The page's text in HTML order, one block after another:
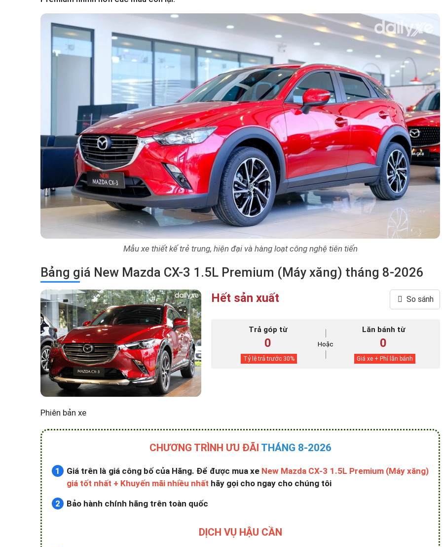
Mẫu xe thiết kế trẻ trung, hiện đại và hàng loạt công nghệ tiên tiến
Bảng giá New Mazda CX-3 1.5L Premium (Máy xăng) tháng 8-2026
Hết sản xuất So sánh
Trả góp từ
0
Tỷ lệ trả trước 30%
Hoặc
Lăn bánh từ
0
Giá xe + Phí lăn bánh
Phiên bản xe
CHƯƠNG TRÌNH ƯU ĐÃI THÁNG 8-2026
Giá trên là giá công bố của Hãng. Để được mua xe New Mazda CX-3 1.5L Premium (Máy xăng)
giá tốt nhất + Khuyến mãi nhiều nhất hãy gọi cho ngay cho chúng tôi
Bảo hành chính hãng trên toàn quốc
DỊCH VỤ HẬU CẦN